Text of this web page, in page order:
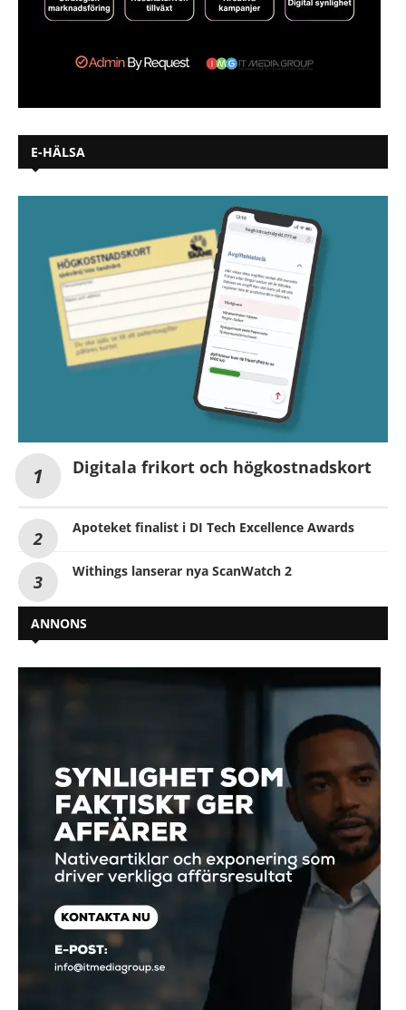
E-HÄLSA
Digitala frikort och högkostnadskort
Apoteket finalist i DI Tech Excellence Awards
Withings lanserar nya ScanWatch 2
ANNONS